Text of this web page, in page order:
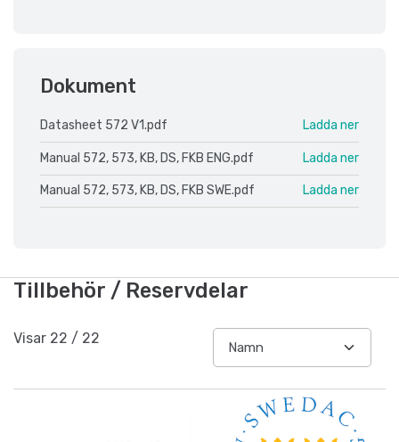
Dokument
Datasheet 572 V1.pdf Ladda ner
Manual 572, 573, KB, DS, FKB ENG.pdf Ladda ner
Manual 572, 573, KB, DS, FKB SWE.pdf Ladda ner
Tillbehör / Reservdelar
Visar 22 / 22